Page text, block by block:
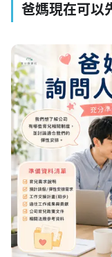
爸媽現在可以